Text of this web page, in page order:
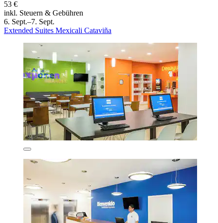
53 €
inkl. Steuern & Gebühren
6. Sept.–7. Sept.
Extended Suites Mexicali Cataviña